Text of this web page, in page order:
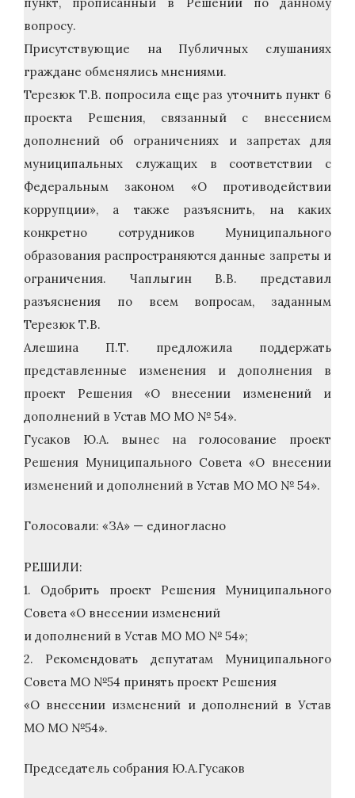
вопросу.
Присутствующие на Публичных слушаниях
граждане обменялись мнениями.
Терезюк Т.В. попросила еще раз уточнить пункт 6
проекта Решения, связанный с внесением
дополнений об ограничениях и запретах для
муниципальных служащих в соответствии с
Федеральным законом «О противодействии
коррупции», а также разъяснить, на каких
конкретно сотрудников Муниципального
образования распространяются данные запреты и
ограничения. Чаплыгин В.В. представил
разъяснения по всем вопросам, заданным
Терезюк Т.В.
Алешина П.Т. предложила поддержать
представленные изменения и дополнения в
проект Решения «О внесении изменений и
дополнений в Устав МО МО № 54».
Гусаков Ю.А. вынес на голосование проект
Решения Муниципального Совета «О внесении
изменений и дополнений в Устав МО МО № 54».
Голосовали: «ЗА» — единогласно
РЕШИЛИ:
1. Одобрить проект Решения Муниципального
Совета «О внесении изменений
и дополнений в Устав МО МО № 54»;
2. Рекомендовать депутатам Муниципального
Совета МО №54 принять проект Решения
«О внесении изменений и дополнений в Устав
МО МО №54».
Председатель собрания Ю.А.Гусаков